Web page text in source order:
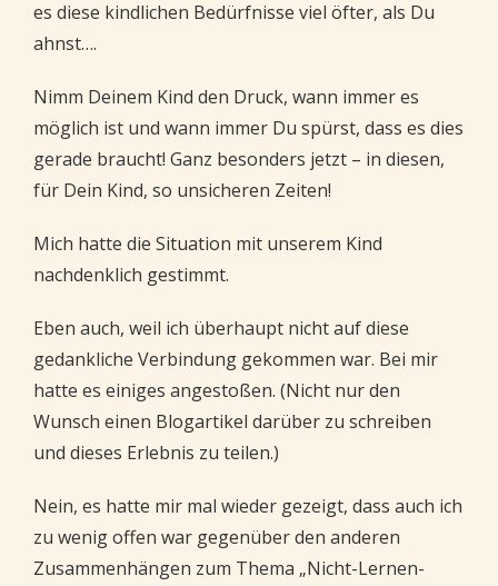
es diese kindlichen Bedürfnisse viel öfter, als Du
ahnst….
Nimm Deinem Kind den Druck, wann immer es
möglich ist und wann immer Du spürst, dass es dies
gerade braucht! Ganz besonders jetzt – in diesen,
für Dein Kind, so unsicheren Zeiten!
Mich hatte die Situation mit unserem Kind
nachdenklich gestimmt.
Eben auch, weil ich überhaupt nicht auf diese
gedankliche Verbindung gekommen war. Bei mir
hatte es einiges angestoßen. (Nicht nur den
Wunsch einen Blogartikel darüber zu schreiben
und dieses Erlebnis zu teilen.)
Nein, es hatte mir mal wieder gezeigt, dass auch ich
zu wenig offen war gegenüber den anderen
Zusammenhängen zum Thema „Nicht-Lernen-